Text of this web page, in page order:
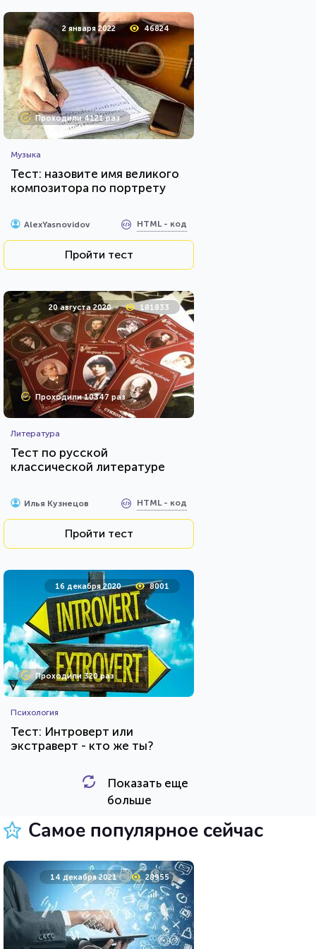
2 января 2022 46824
Проходили 4121 раз
Музыка
Тест: назовите имя великого
композитора по портрету
AlexYasnovidov HTML - код
Пройти тест
20 августа 2020 181833
Проходили 10347 раз
Литература
Тест по русской
классической литературе
Илья Кузнецов HTML - код
Пройти тест
16 декабря 2020 8001
Проходили 320 раз
Психология
Тест: Интроверт или
экстраверт - кто же ты?
HTML - код
11 мая 2020 36729
Показать еще
больше
Самое популярное сейчас
14 декабря 2021 28955